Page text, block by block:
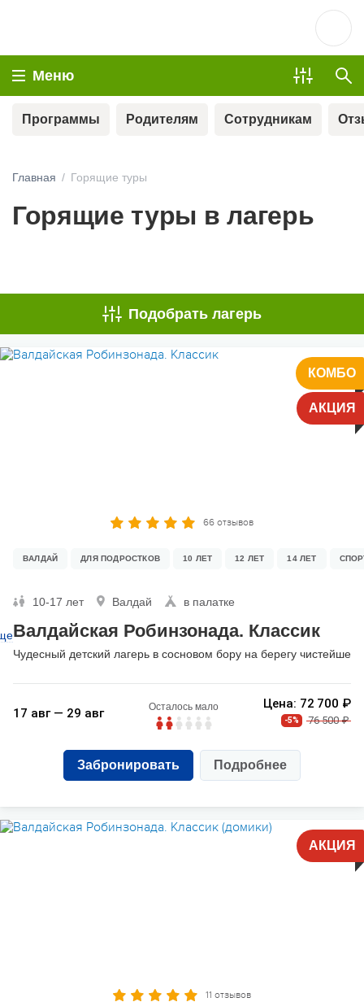
Меню
Программы Родителям Сотрудникам
Главная Горящие туры
Горящие туры в лагерь
ОПЛАТА ТУРА ЧАСТЯМИ
Подобрать лагерь
66 отзывов
ВАЛДАЙ ДЛЯ ПОДРОСТКОВ 10 ЛЕТ 12 ЛЕТ 14 ЛЕТ
10-17 лет Валдай в палатке
Валдайская Робинзонада. Классик
Чудесный детский лагерь в сосновом бору на берегу
КОМБО
АКЦИЯ
17 авг — 29 авг Осталось мало Цена: 72 700 ₽
-5% 76 500 ₽
Забронировать Подробнее
11 отзывов
АКЦИЯ